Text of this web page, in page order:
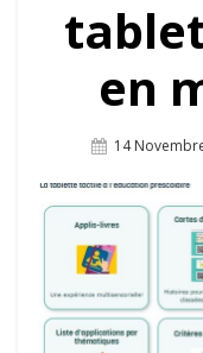
en
Posted
14